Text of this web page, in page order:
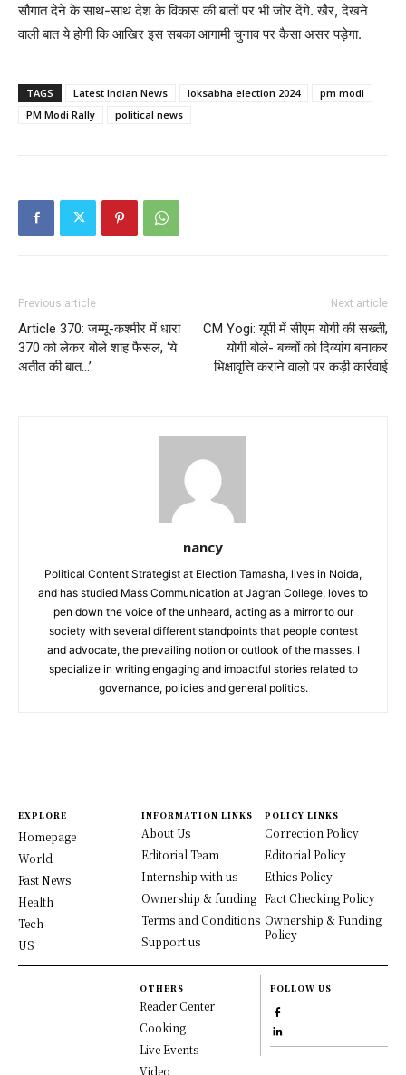
सौगात देने के साथ-साथ देश के विकास की बातों पर भी जोर देंगे. खैर, देखने
वाली बात ये होगी कि आखिर इस सबका आगामी चुनाव पर कैसा असर पड़ेगा.
TAGS Latest Indian News loksabha election 2024
pm modi
PM Modi Rally
political news
Previous article
Article 370: जम्मू-कश्मीर में धारा
370 को लेकर बोले शाह फैसल, ‘ये
अतीत की बात…’
Next article
CM Yogi: यूपी में सीएम योगी की सख्ती,
योगी बोले- बच्चों को दिव्यांग बनाकर
भिक्षावृत्ति कराने वालो पर कड़ी कार्रवाई
nancy
Political Content Strategist at Election Tamasha, lives in Noida,
and has studied Mass Communication at Jagran College, loves to
pen down the voice of the unheard, acting as a mirror to our
society with several different standpoints that people contest
and advocate, the prevailing notion or outlook of the masses. I
specialize in writing engaging and impactful stories related to
governance, policies and general politics.
EXPLORE
Homepage
World
Fast News
Health
Tech
US
INFORMATION LINKS
About Us
Editorial Team
Internship with us
Ownership & funding
Terms and Conditions
Support us
POLICY LINKS
Correction Policy
Editorial Policy
Ethics Policy
Fact Checking Policy
Ownership & Funding
Policy
OTHERS
Reader Center
Cooking
Live Events
Video
FOLLOW US